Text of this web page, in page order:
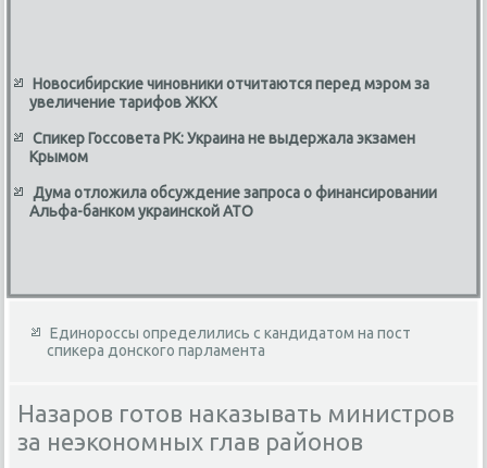
Новосибирские чиновники отчитаются перед мэром за
увеличение тарифов ЖКХ
Спикер Госсовета РК: Украина не выдержала экзамен
Крымом
Дума отложила обсуждение запроса о финансировании
Альфа-банком украинской АТО
Единороссы определились с кандидатом на пост
спикера донского парламента
Назаров готов наказывать министров
за неэкономных глав районов